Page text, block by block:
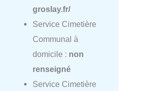
groslay.fr/
Service Cimetière
Communal à
domicile : non
renseigné
Service Cimetière